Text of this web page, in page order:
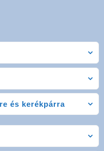
és kerékpárra